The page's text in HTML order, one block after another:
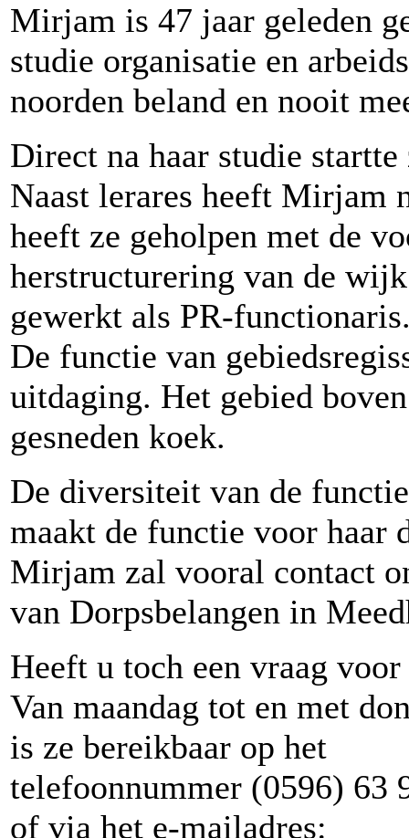
Mirjam is 47 jaar geleden
studie organisatie en
noorden beland en nooit
Direct na haar studie
Naast lerares heeft Mirjam
heeft ze geholpen met de
herstructurering van de
gewerkt als PR-
De functie van
uitdaging. Het gebied
gesneden koek.
De diversiteit van de
maakt de functie voor haar
Mirjam zal vooral contact
van Dorpsbelangen in
Heeft u toch een vraag
Van maandag tot en met
is ze bereikbaar op het
telefoonnummer (0596) 63
of via het e-mailadres: